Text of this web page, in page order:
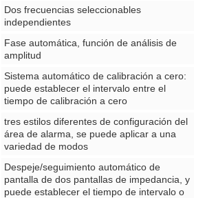
Dos frecuencias seleccionables
independientes
Fase automática, función de análisis de
amplitud
Sistema automático de calibración a cero:
puede establecer el intervalo entre el
tiempo de calibración a cero
tres estilos diferentes de configuración del
área de alarma, se puede aplicar a una
variedad de modos
Despeje/seguimiento automático de
pantalla de dos pantallas de impedancia, y
puede establecer el tiempo de intervalo o